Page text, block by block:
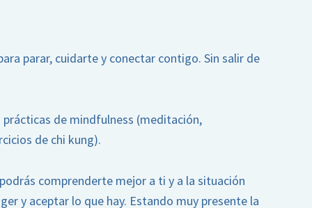
parar, cuidarte y conectar contigo. Sin salir de
de mindfulness (meditación,
de chi kung).
comprenderte mejor a ti y a la situación
y aceptar lo que hay. Estando muy presente la